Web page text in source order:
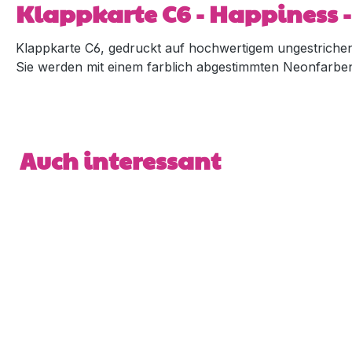
Klappkarte C6 - Happiness
Klappkarte C6, gedruckt auf hochwertigem
Sie werden mit einem farblich abgestimmten
Produktgalerie überspringen
Auch interessant